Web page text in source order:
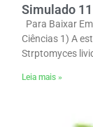
Simulado
Para Baixar
Ciências 1) A
Strptomyces
Leia mais »